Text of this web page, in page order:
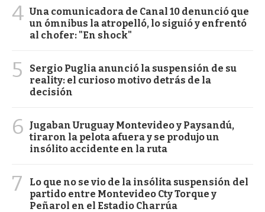
4 Una comunicadora de Canal 10 denunció que
un ómnibus la atropelló, lo siguió y enfrentó
al chofer: "En shock"
5
Sergio Puglia anunció la suspensión de su
reality: el curioso motivo detrás de la
decisión
6
Jugaban Uruguay Montevideo y Paysandú,
tiraron la pelota afuera y se produjo un
insólito accidente en la ruta
7
Lo que no se vio de la insólita suspensión del
partido entre Montevideo Cty Torque y
Peñarol en el Estadio Charrúa